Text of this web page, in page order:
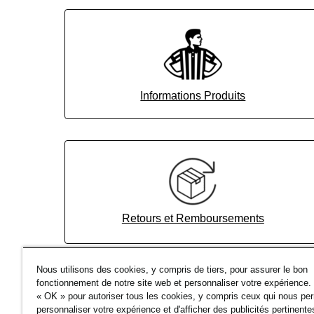
Informations Produits
Retours et Remboursements
Articles À La Une
Commandes & Annulations
Nous utilisons des cookies, y compris de tiers, pour assurer le bon
fonctionnement de notre site web et personnaliser votre expérience.
« OK » pour autoriser tous les cookies, y compris ceux qui nous
personnaliser votre expérience et d'afficher des publicités